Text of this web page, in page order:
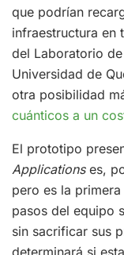
que podrían
infraestructura en
del Laboratorio
Universidad de
otra posibilidad
cuánticos a un
El prototipo
Applicationses,
pero es la
pasos del equipo
sin sacrificar sus
determinará si